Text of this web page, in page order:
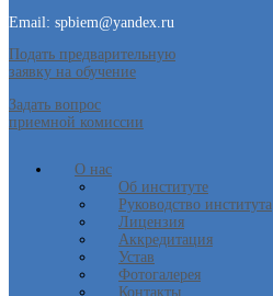
Email: spbiem@yandex.ru
Подать предварительную
заявку на обучение
Задать вопрос
приемной комиссии
О нас
Об институте
Руководство института
Лицензия
Аккредитация
Устав
Фотогалерея
Контакты